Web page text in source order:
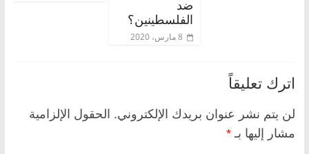
ضد
الفلسطينين؟
8 مارس، 2020
اترك تعليقاً
لن يتم نشر عنوان بريدك الإلكتروني. الحقول الإلزامية
مشار إليها بـ *